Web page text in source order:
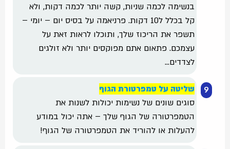
בנשימה לכמה שניות, קשה יותר לכמה דקות, ולא
קל בכלל ל10 דקות. פרניאמה על בסיס יום – יומי –
תשפר את הריכוז שלך, ותוכלו לראות זאת על
עצמכם. פתאום אתם מפוקסים יותר ולא זולגים
לצדדים…
שליטה על טמפרטורת הגוף
סוגים שונים של נשימות יכולות לשנות את
הטמפרטורה של הגוף שלך – אתה יכול במודע
להעלות או להוריד את הטמפרטורה של הגוף!